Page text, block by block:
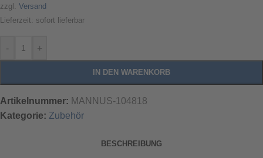
zzgl. Versand
Lieferzeit: sofort lieferbar
- +
IN DEN WARENKORB
Artikelnummer: MANNUS-104818
Kategorie: Zubehör
BESCHREIBUNG